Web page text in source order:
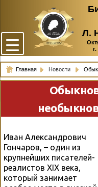
Л.
Главная Новости
Иван Александрович
Гончаров, – один из
крупнейших писателей-
реалистов XIX века,
который занимает